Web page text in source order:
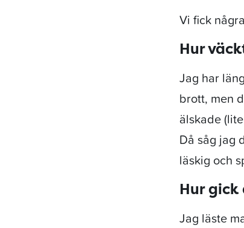
Vi fick
Hur
Jag har
brott, men
älskade
Då såg jag
läskig och
Hur
Jag läste